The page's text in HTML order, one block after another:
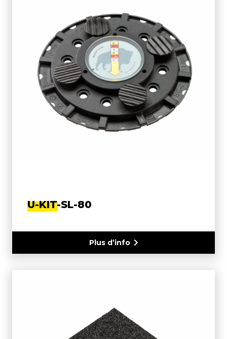
U-KIT-SL-80
Plus d’info